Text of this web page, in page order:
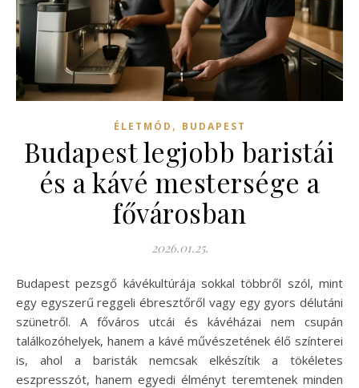
ÉLETMÓD , BUDAPEST
Budapest legjobb baristái
és a kávé mestersége a
fővárosban
2026.01.25.
Budapest pezsgő kávékultúrája sokkal többről szól, mint
egy egyszerű reggeli ébresztőről vagy egy gyors délutáni
szünetről. A főváros utcái és kávéházai nem csupán
találkozóhelyek, hanem a kávé művészetének élő színterei
is, ahol a baristák nemcsak elkészítik a tökéletes
eszpresszót, hanem egyedi élményt teremtenek minden